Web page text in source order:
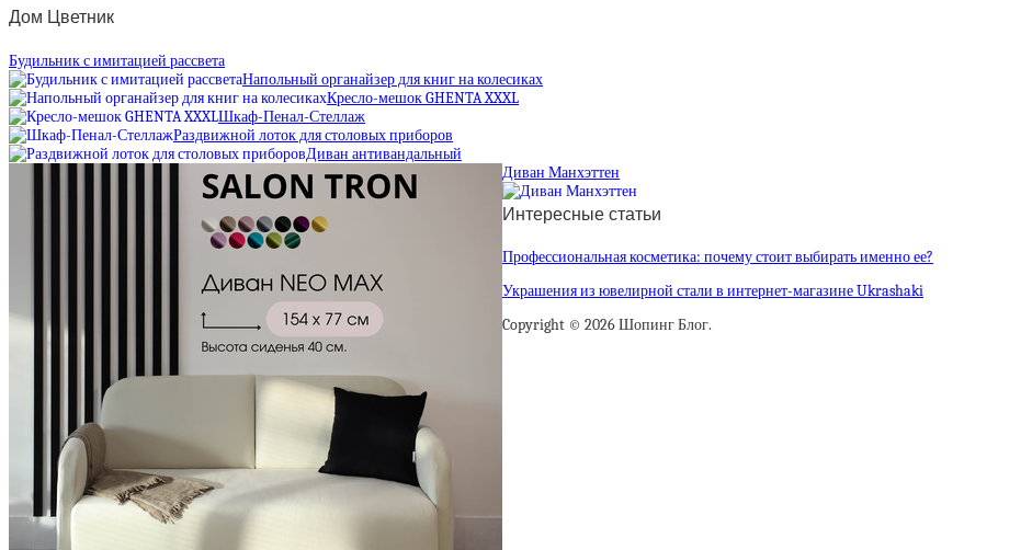
Дом Цветник
Будильник с имитацией рассвета
Напольный органайзер для книг на колесиках
Кресло-мешок GHENTA XXXL
Шкаф-Пенал-Стеллаж
Раздвижной лоток для столовых приборов
Диван антивандальный
Диван Манхэттен
Интересные статьи
Профессиональная косметика: почему стоит выбирать именно ее?
Украшения из ювелирной стали в интернет-магазине Ukrashaki
Copyright © 2026 Шопинг Блог.